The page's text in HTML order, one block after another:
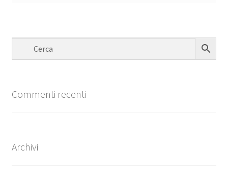
Commenti recenti
Archivi